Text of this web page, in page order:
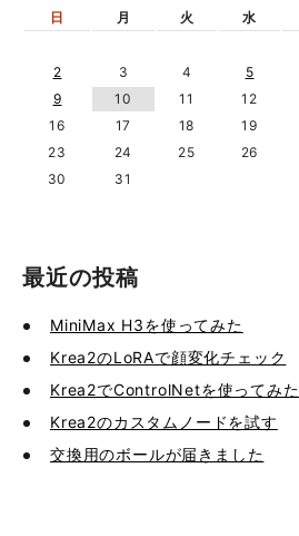
日
月 火 水
2
3 4 5
9
10 11 12
16
17 18 19
23
24 25 26
30
31
最近の投稿
MiniMax H3を使ってみた
Krea2のLoRAで顔変化チェック
Krea2でControlNetを使ってみた
Krea2のカスタムノードを試す
交換用のボールが届きました